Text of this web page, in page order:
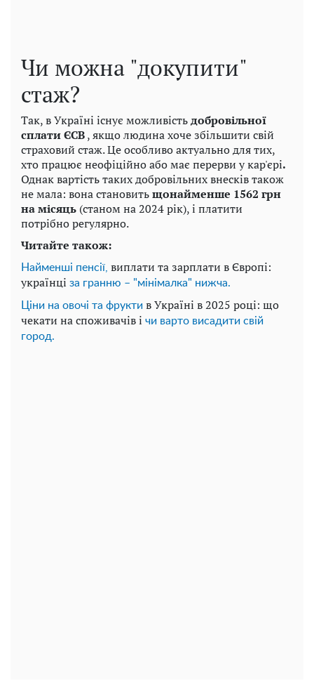
Чи можна "докупити"
стаж?
Так, в Україні існує можливістьдобровільної
сплати ЄСВ, якщо людина хоче збільшити свій
страховий стаж. Це особливо актуально для тих,
хто працює неофіційно або має перерви у кар'єрі.
Однак вартість таких добровільних внесків також
не мала: вона становитьщонайменше 1562 грн
на місяць (станом на 2024 рік), і платити
потрібно регулярно.
Читайте також:
Найменші пенсії, виплати та зарплати в Європі:
українці за гранню – "мінімалка" нижча.
Ціни на овочі та фрукти в Україні в 2025 році: що
чекати на споживачів і чи варто висадити свій
город.